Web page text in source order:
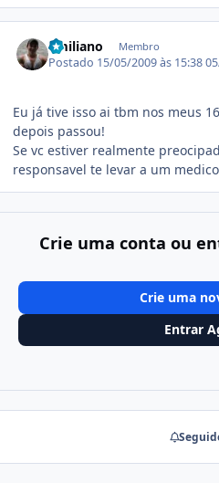
Emiliano Membro
Postado 15/05/2009 às 15:38
Eu já tive isso ai tbm nos meus
depois passou!
Se vc estiver realmente
responsavel te levar a um
Crie uma conta ou
Crie uma
Entrar